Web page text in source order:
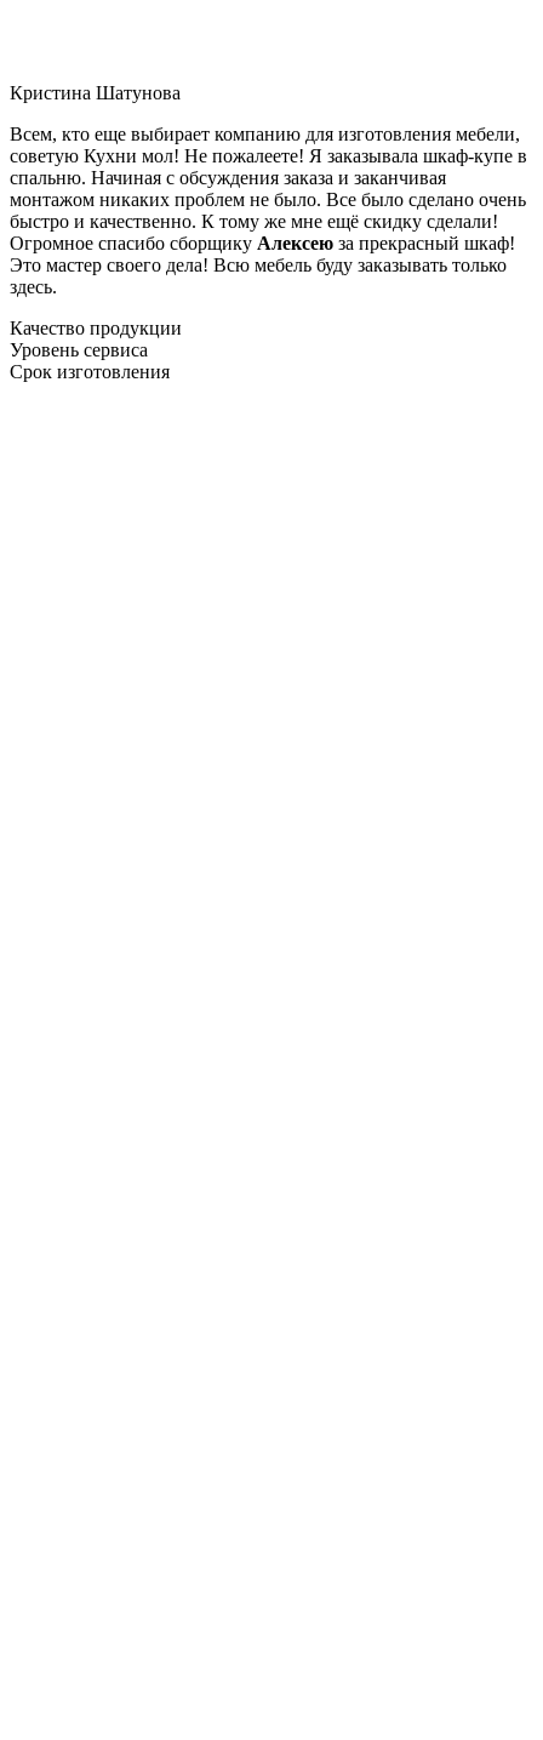
Кристина Шатунова
Всем, кто еще выбирает компанию для изготовления мебели,
советую Кухни мол! Не пожалеете! Я заказывала шкаф-купе в
спальню. Начиная с обсуждения заказа и заканчивая
монтажом никаких проблем не было. Все было сделано очень
быстро и качественно. К тому же мне ещё скидку сделали!
Огромное спасибо сборщику Алексею за прекрасный шкаф!
Это мастер своего дела! Всю мебель буду заказывать только
здесь.
Качество продукции
Уровень сервиса
Срок изготовления